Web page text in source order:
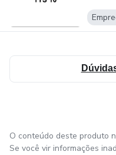
O conteúdo deste produto
Se você vir informações